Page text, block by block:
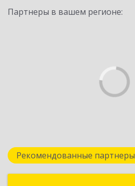
Партнеры в вашем регионе:
Рекомендованные партнеры